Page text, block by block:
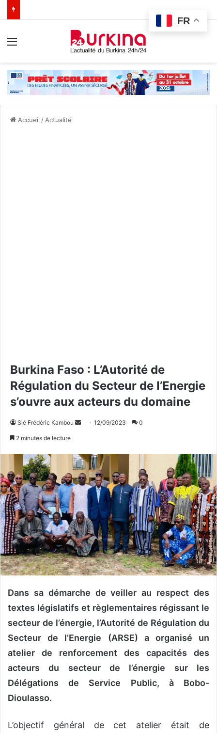
Accueil / Actualité
Burkina Faso : L’Autorité de
Régulation du Secteur de l’Energie
s’ouvre aux acteurs du domaine
Sié Frédéric Kambou
o
y
e
n
c
o
u
r
r
e
l
12/09/2023 0
2 minutes de lecture
Dans sa démarche de veiller au respect des
textes législatifs et règlementaires régissant le
secteur de l’énergie, l’Autorité de Régulation du
Secteur de l’Energie (ARSE) a organisé un
atelier de renforcement des capacités des
acteurs du secteur de l’énergie sur les
Délégations de Service Public, à Bobo-
Dioulasso.
L’objectif général de cet atelier était de
FR